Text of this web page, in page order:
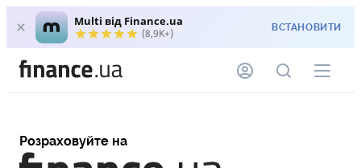
Multi від Finance.ua
(8,9K+) ВСТАНОВИТИ
Розраховуйте на